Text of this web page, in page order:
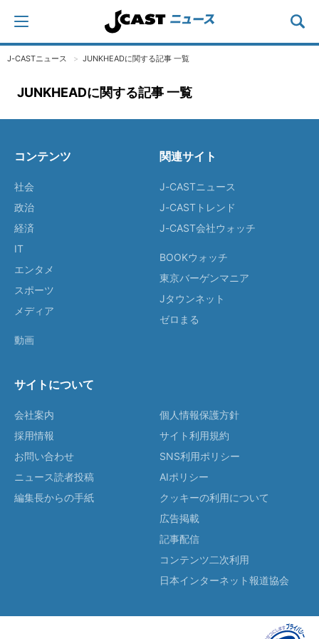
J-CASTニュース JUNKHEADに関する記事 一覧
JUNKHEADに関する記事 一覧
コンテンツ
社会
政治
経済
IT
エンタメ
スポーツ
メディア
動画
関連サイト
J-CASTニュース
J-CASTトレンド
J-CAST会社ウォッチ
BOOKウォッチ
東京バーゲンマニア
Jタウンネット
ゼロまる
サイトについて
会社案内
採用情報
お問い合わせ
ニュース読者投稿
編集長からの手紙
個人情報保護方針
サイト利用規約
SNS利用ポリシー
AIポリシー
クッキーの利用について
広告掲載
記事配信
コンテンツ二次利用
日本インターネット報道協会